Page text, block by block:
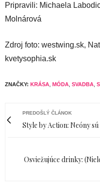
Pripravili: Michaela
Molnárová
Zdroj foto: westwing.sk,
kvetysophia.sk
ZNAČKY: KRÁSA MÓDA SVADBA
PREDOŠLÝ ČLÁNOK
Style by Action: Neóny
Osviežujúce drinky: